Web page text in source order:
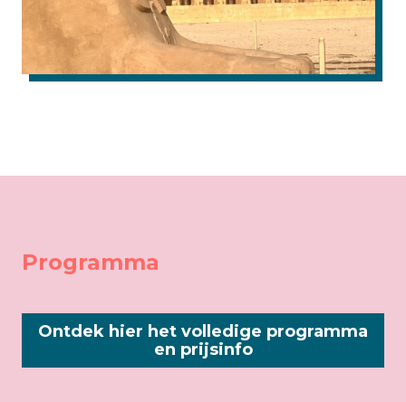
Programma
Ontdek hier het volledige programma
en prijsinfo